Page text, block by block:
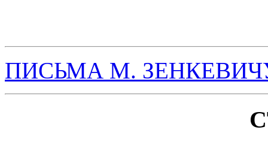
ПИСЬМА М.